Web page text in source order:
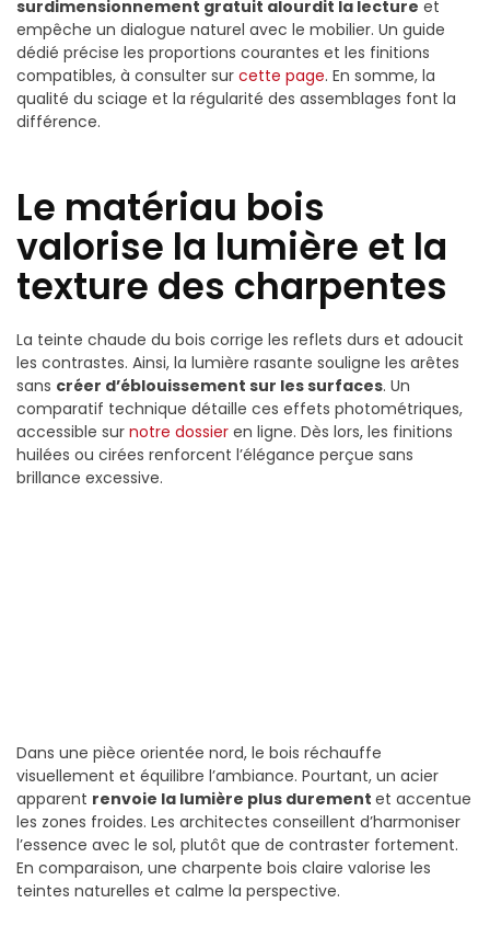
surdimensionnement gratuit alourdit la lecture et
empêche un dialogue naturel avec le mobilier. Un guide
dédié précise les proportions courantes et les finitions
compatibles, à consulter sur cette page. En somme, la
qualité du sciage et la régularité des assemblages font la
différence.
Le matériau bois
valorise la lumière et la
texture des charpentes
La teinte chaude du bois corrige les reflets durs et adoucit
les contrastes. Ainsi, la lumière rasante souligne les arêtes
sans créer d’éblouissement sur les surfaces. Un
comparatif technique détaille ces effets photométriques,
accessible sur notre dossier en ligne. Dès lors, les finitions
huilées ou cirées renforcent l’élégance perçue sans
brillance excessive.
Dans une pièce orientée nord, le bois réchauffe
visuellement et équilibre l’ambiance. Pourtant, un acier
apparent renvoie la lumière plus durement et accentue
les zones froides. Les architectes conseillent d’harmoniser
l’essence avec le sol, plutôt que de contraster fortement.
En comparaison, une charpente bois claire valorise les
teintes naturelles et calme la perspective.